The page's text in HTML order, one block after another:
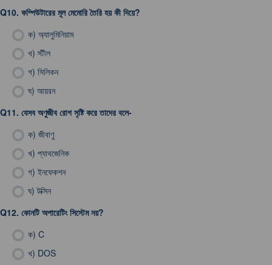
Q10. কম্পিউটারের মূল মেমোরি তৈরি হয় কী দিয়ে?
ক) অ্যালুমিনিয়াম
খ) স্টীল
গ) সিলিকন
ঘ) আয়রন
Q11. যেসব অণুজীব রোগ সৃষ্টি করে তাদের বলে-
ক) জীবাণু
খ) প্যাথজেনিক
গ) ইনফেকশন
ঘ) টক্সিন
Q12. কোনটি অপারেটিং সিস্টেম নয়?
ক) C
খ) DOS